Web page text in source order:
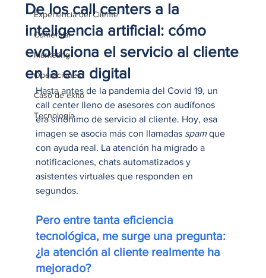
Experiencia del Cliente
Comercial
Marketing
Operaciones
Caso de éxito
Tecnología
De los call centers a la
inteligencia artificial: cómo
evoluciona el servicio al cliente
en la era digital
Hasta antes de la pandemia del Covid 19, un
call center lleno de asesores con audífonos
era sinónimo de servicio al cliente. Hoy, esa
imagen se asocia más con llamadas spam que
con ayuda real. La atención ha migrado a
notificaciones, chats automatizados y
asistentes virtuales que responden en
segundos.
Pero entre tanta eficiencia
tecnológica, me surge una pregunta:
¿la atención al cliente realmente ha
mejorado?